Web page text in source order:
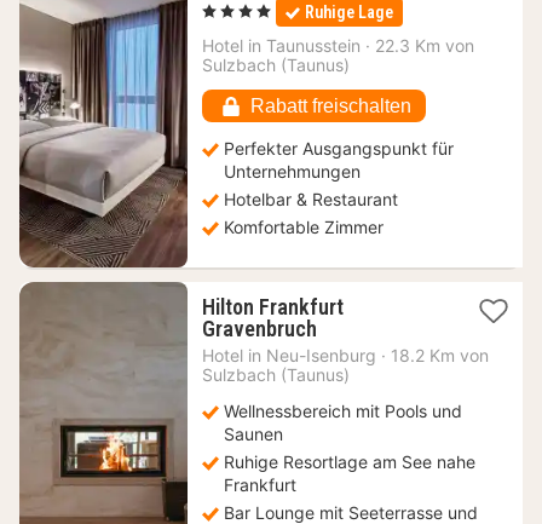
89
, 4 Sterne Ruhige Lage
Hotel in Taunusstein · 22.3 Km von
Sulzbach (Taunus)
Rabatt freischalten
Perfekter Ausgangspunkt für
Unternehmungen
Hotelbar & Restaurant
Komfortable Zimmer
Hilton Frankfurt
Gravenbruch1
Nacht
ab
€
Hotel in Neu-Isenburg · 18.2 Km von
Sulzbach (Taunus)
Wellnessbereich mit Pools und
Saunen
Ruhige Resortlage am See nahe
Frankfurt
Bar Lounge mit Seeterrasse und